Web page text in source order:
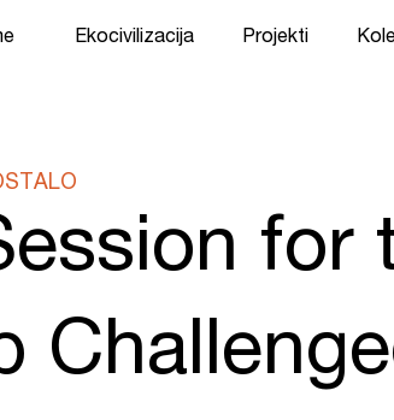
Ekocivilizacija Projekti
for